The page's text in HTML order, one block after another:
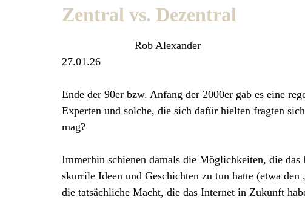
Zentral vs. Dezentral
Rob Alexander
27.01.26
Ende der 90er bzw. Anfang der 2000er gab es eine
Experten und solche, die sich dafür hielten fragten
mag?
Immerhin schienen damals die Möglichkeiten, die
skurrile Ideen und Geschichten zu tun hatte (etwa
die tatsächliche Macht, die das Internet in Zukunft